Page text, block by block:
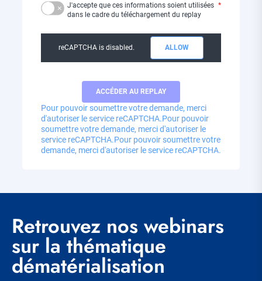
J'accepte que ces informations soient utilisées
dans le cadre du téléchargement du replay
reCAPTCHA is disabled. ALLOW
Pour pouvoir soumettre votre demande, merci
d'autoriser le service reCAPTCHA.Pour pouvoir
soumettre votre demande, merci d'autoriser le
service reCAPTCHA.Pour pouvoir soumettre votre
demande, merci d'autoriser le service reCAPTCHA.
Retrouvez nos webinars
sur la thématique
dématérialisation